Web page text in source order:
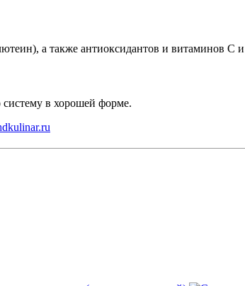
а также антиоксидантов и витаминов С
в хорошей форме.